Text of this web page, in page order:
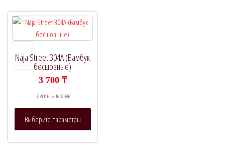
Naja Street 304A (Бамбук
бесшовные)
3 700 ₸
Легинсы теплые
Выберите параметры
Этот